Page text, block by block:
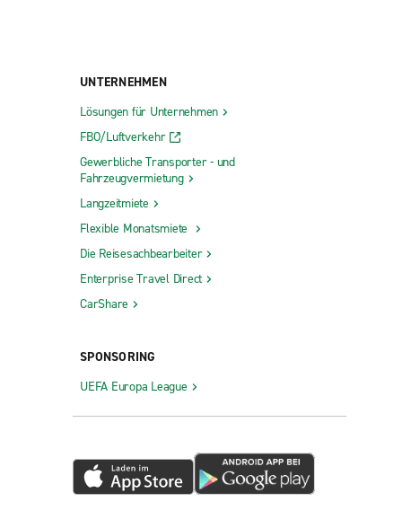
UNTERNEHMEN
Lösungen für Unternehmen
FBO/Luftverkehr
Gewerbliche Transporter - und
Fahrzeugvermietung
Langzeitmiete
Flexible Monatsmiete
Die Reisesachbearbeiter
Enterprise Travel Direct
CarShare
SPONSORING
UEFA Europa League